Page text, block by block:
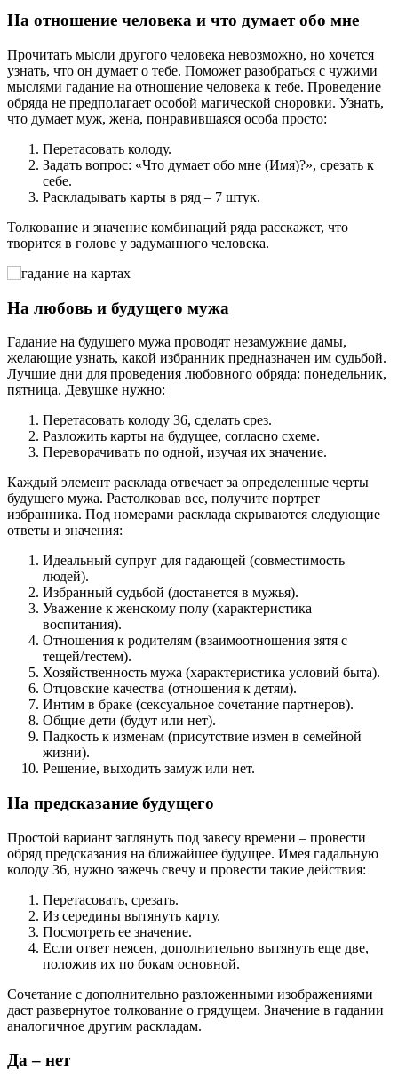
На отношение человека и что думает обо мне
Прочитать мысли другого человека невозможно, но хочется
узнать, что он думает о тебе. Поможет разобраться с чужими
мыслями гадание на отношение человека к тебе. Проведение
обряда не предполагает особой магической сноровки. Узнать,
что думает муж, жена, понравившаяся особа просто:
Перетасовать колоду.
Задать вопрос: «Что думает обо мне (Имя)?», срезать к
себе.
Раскладывать карты в ряд – 7 штук.
Толкование и значение комбинаций ряда расскажет, что
творится в голове у задуманного человека.
На любовь и будущего мужа
Гадание на будущего мужа проводят незамужние дамы,
желающие узнать, какой избранник предназначен им судьбой.
Лучшие дни для проведения любовного обряда: понедельник,
пятница. Девушке нужно:
Перетасовать колоду 36, сделать срез.
Разложить карты на будущее, согласно схеме.
Переворачивать по одной, изучая их значение.
Каждый элемент расклада отвечает за определенные черты
будущего мужа. Растолковав все, получите портрет
избранника. Под номерами расклада скрываются следующие
ответы и значения:
Идеальный супруг для гадающей (совместимость
людей).
Избранный судьбой (достанется в мужья).
Уважение к женскому полу (характеристика
воспитания).
Отношения к родителям (взаимоотношения зятя с
тещей/тестем).
Хозяйственность мужа (характеристика условий быта).
Отцовские качества (отношения к детям).
Интим в браке (сексуальное сочетание партнеров).
Общие дети (будут или нет).
Падкость к изменам (присутствие измен в семейной
жизни).
Решение, выходить замуж или нет.
На предсказание будущего
Простой вариант заглянуть под завесу времени – провести
обряд предсказания на ближайшее будущее. Имея гадальную
колоду 36, нужно зажечь свечу и провести такие действия:
Перетасовать, срезать.
Из середины вытянуть карту.
Посмотреть ее значение.
Если ответ неясен, дополнительно вытянуть еще две,
положив их по бокам основной.
Сочетание с дополнительно разложенными изображениями
даст развернутое толкование о грядущем. Значение в гадании
аналогичное другим раскладам.
Да – нет